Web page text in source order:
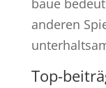
baue
anderen
Top-